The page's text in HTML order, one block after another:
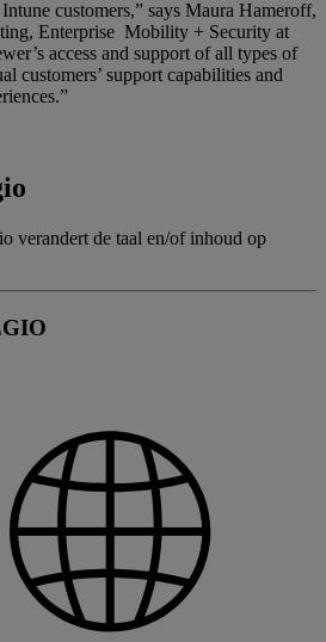
customers,” says Maura Hameroff,
Enterprise Mobility + Security at
access and support of all types of
customers’ support capabilities and
verandert de taal en/of inhoud op